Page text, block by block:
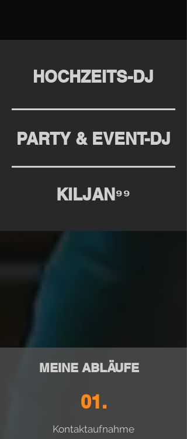
HOCHZEITS-DJ
PARTY & EVENT-DJ
KILJAN⁹⁹
MEINE ABLÄUFE
01.
Kontaktaufnahme